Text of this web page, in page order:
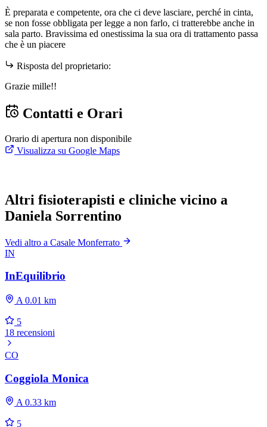
È preparata e competente, ora che ci deve lasciare, perché in cinta,
se non fosse obbligata per legge a non farlo, ci tratterebbe anche in
sala parto. Bravissima ed onestissima la sua ora di trattamento passa
che è un piacere
Risposta del proprietario:
Grazie mille!!
Contatti e Orari
Orario di apertura non disponibile
Visualizza su Google Maps
Altri fisioterapisti e cliniche vicino a
Daniela Sorrentino
Vedi altro a Casale Monferrato
IN
InEquilibrio
A 0.01 km
5
18 recensioni
CO
Coggiola Monica
A 0.33 km
5